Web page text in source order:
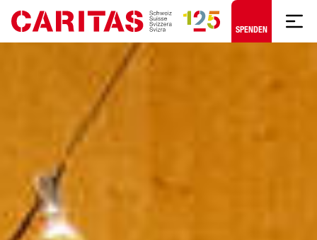
Zum Hauptinhalt springen
SPENDEN